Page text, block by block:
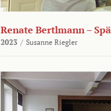
Renate Bertlmann –
2023 / Susanne Riegler